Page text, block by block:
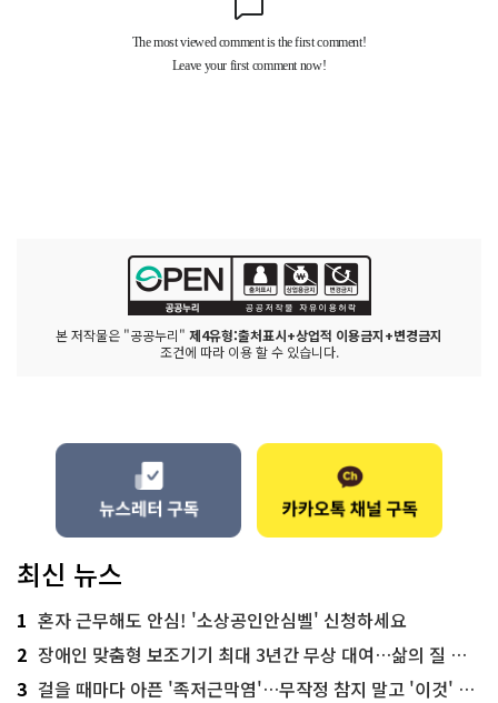
본 저작물은 "공공누리" 제4유형:출처표시+상업적 이용금지+변경금지
조건에 따라 이용 할 수 있습니다.
최신 뉴스
1 혼자 근무해도 안심! '소상공인안심벨' 신청하세요
2 장애인 맞춤형 보조기기 최대 3년간 무상 대여…삶의 질 높인다
3 걸을 때마다 아픈 '족저근막염'…무작정 참지 말고 '이것' 해보세요!